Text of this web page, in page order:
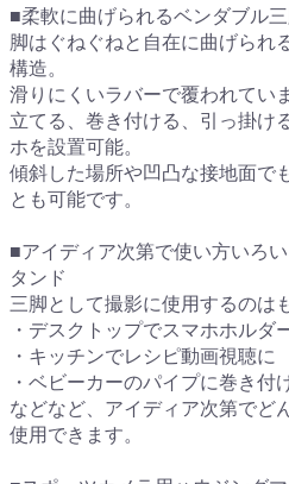
■柔軟に曲げられるベンダブル
脚はぐねぐねと自在に曲げられ
構造。
滑りにくいラバーで覆われてい
立てる、巻き付ける、引っ掛け
ホを設置可能。
傾斜した場所や凹凸な接地面で
とも可能です。
■アイディア次第で使い方いろ
タンド
三脚として撮影に使用するのは
・デスクトップでスマホホルダ
・キッチンでレシピ動画視聴に
・ベビーカーのパイプに巻き付
などなど、アイディア次第でど
使用できます。